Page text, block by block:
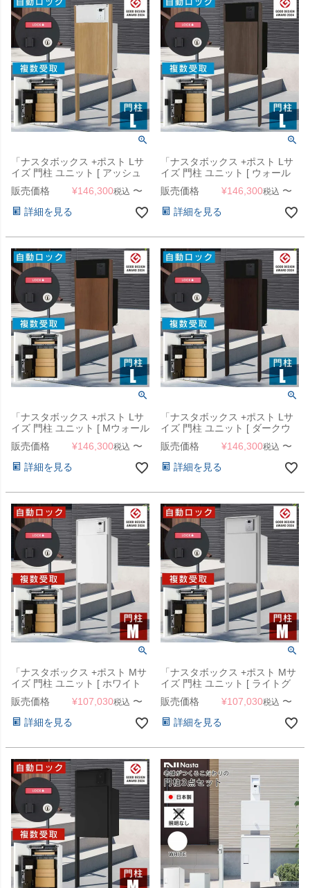
「ナスタボックス +ポスト Lサ
イズ 門柱 ユニット [ アッシュ
]」 機能門柱
販売価格 ¥146,300税込 〜
詳細を見る
「ナスタボックス +ポスト Lサ
イズ 門柱 ユニット [ ウォール
ナット ]」 機能門柱
販売価格 ¥146,300税込 〜
詳細を見る
「ナスタボックス +ポスト Lサ
イズ 門柱 ユニット [ Mウォール
ナット ]」 機能門柱
販売価格 ¥146,300税込 〜
詳細を見る
「ナスタボックス +ポスト Lサ
イズ 門柱 ユニット [ ダークウ
ッド ]」 機能門柱
販売価格 ¥146,300税込 〜
詳細を見る
「ナスタボックス +ポスト Mサ
イズ 門柱 ユニット [ ホワイト
]」 機能門柱
販売価格 ¥107,030税込 〜
詳細を見る
「ナスタボックス +ポスト Mサ
イズ 門柱 ユニット [ ライトグ
レー ]」 機能門柱
販売価格 ¥107,030税込 〜
詳細を見る